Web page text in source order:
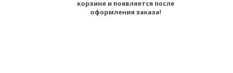
корзине и появляется после
оформления заказа!